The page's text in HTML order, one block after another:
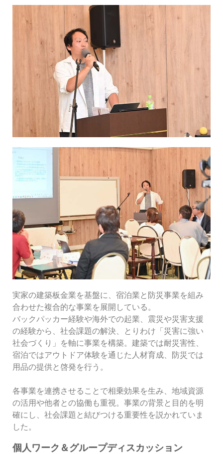
実家の建築板金業を基盤に、宿泊業と防災事業を組み
合わせた複合的な事業を展開している。
バックパッカー経験や海外での起業、震災や災害支援
の経験から、社会課題の解決、とりわけ「災害に強い
社会づくり」を軸に事業を構築。建築では耐災害性、
宿泊ではアウトドア体験を通じた人材育成、防災では
用品の提供と啓発を行う。
各事業を連携させることで相乗効果を生み、地域資源
の活用や他者との協働も重視。事業の背景と目的を明
確にし、社会課題と結びつける重要性を説かれていま
した。
個人ワーク＆グループディスカッション